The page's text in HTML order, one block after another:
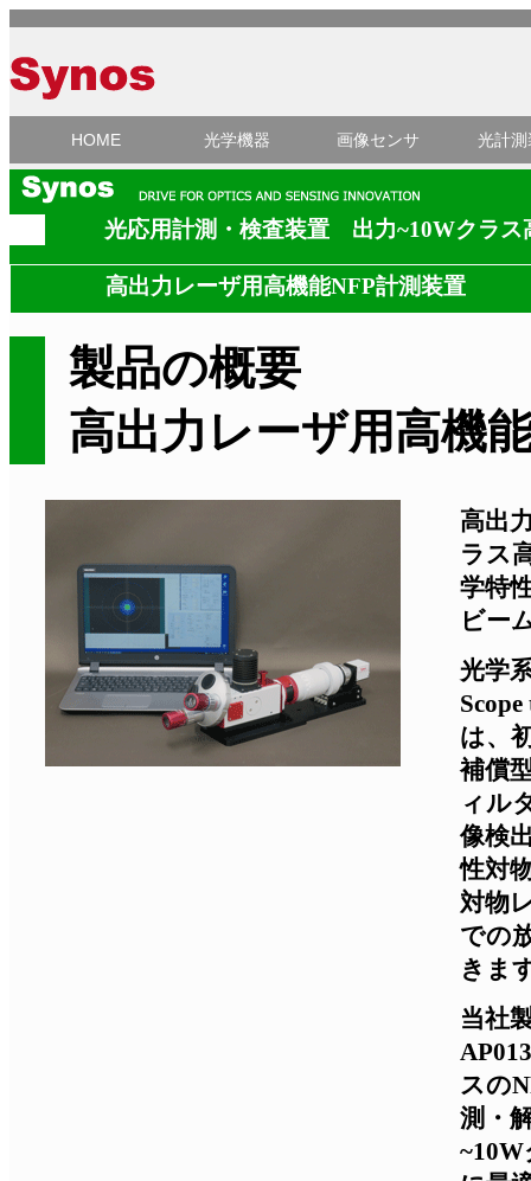
HOME 光学機器 画像センサ 光計測
光応用計測・検査装置 出力~10Wクラス
高出力レーザ用高機能NFP計測装置
製品の概要
高出力レーザ用高機
高出
ラス
学特
ビー
光学
は、
補償
ィル
像検
性対
対物
での
きま
当社
スの
測・